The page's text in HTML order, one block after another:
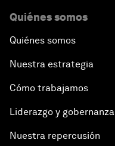
Quiénes somos
Quiénes somos
Nuestra estrategia
Cómo trabajamos
Liderazgo y gobernanza
Nuestra repercusión